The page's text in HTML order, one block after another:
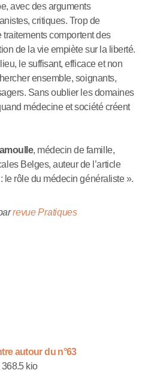
avec des arguments
critiques. Trop de
traitements comportent des
de la vie empiète sur la liberté.
le suffisant, efficace et non
ensemble, soignants,
Sans oublier les domaines
médecine et société créent
, médecin de famille,
Belges, auteur de l’article
le rôle du médecin généraliste ».
revue Pratiques
autour du n°63
368.5 kio